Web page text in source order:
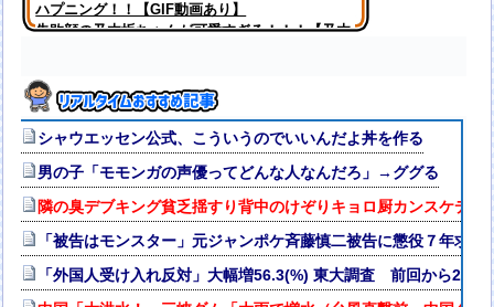
ハプニング！！【GIF動画あり】
失敗顔の乃木坂ちゃんが可愛すぎる！！！【乃木
シャウエッセン公式、こういうのでいいんだよ丼を作る
男の子「モモンガの声優ってどんな人なんだろ」→ググる
隣の臭デブキング貧乏揺すり背中のけぞりキョロ厨カンスケデ
「被告はモンスター」元ジャンポケ斉藤慎二被告に懲役７年求
「外国人受け入れ反対」大幅増56.3(%) 東大調査 前回から20ポ